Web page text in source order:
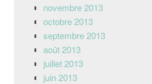
novembre 2013
octobre 2013
septembre 2013
août 2013
juillet 2013
juin 2013